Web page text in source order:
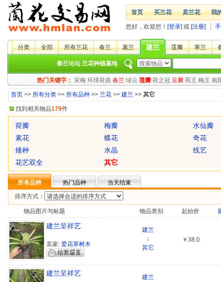
首页 买兰花 卖兰花 我
您好，欢迎您！ [登录] 或 [注册]
分类 全部 所有兰花 春兰 蕙兰 建兰 莲瓣 寒兰
春兰论坛 兰花种植基地
热门关键字： 宋梅 环球荷鼎 春兰 绿云 莲瓣 荷之冠 豆瓣 荷王 梅王 南
首页 >> 所有分类 >> 所有品种 >> 兰花 >> 建兰 >> 其它
找到相关物品179件
荷瓣 梅瓣
水仙瓣
素花
蝶花
奇花
矮种
水晶
线艺
花艺双全
其它
所有品种 热门品种
当天结束
排序方式：
物品图片与标题 物品类别 起始价
建兰呈祥艺
卖家: 爱花草树木
建兰
↓
其它
￥38.0
建兰呈祥艺
建兰